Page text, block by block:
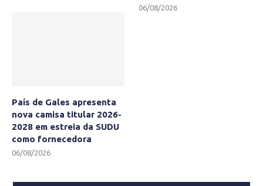
06/08/2026
País de Gales apresenta
nova camisa titular 2026-
2028 em estreia da SUDU
como fornecedora
06/08/2026